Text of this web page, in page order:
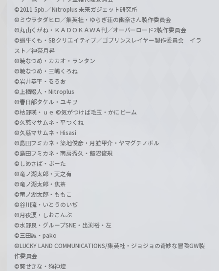
©2011 5pb.／Nitroplus 未来ガジェット研究所
©ミウラタダヒロ／集英社・ゆらぎ荘の幽奈さん製作委員会
©丸山くがね・ＫＡＤＯＫＡＷＡ刊／オーバーロード2製作委員会
©蝸牛くも・SBクリエイティブ／ゴブリンスレイヤー製作委員会 イラ
スト／神奈月昇
©暁なつめ・カカオ・ランタン
©暁なつめ・三嶋くろね
©岩井恭平・るろお
©上栖綴人・Nitroplus
©春日部タケル・ユキヲ
©枯野瑛・ｕｅ ©気がつけば毛玉・かにビーム
©久慈マサムネ・平つくね
©久慈マサムネ・Hisasi
©島田フミカネ・築地俊彦・月並甲介・ヤマグチノボル
©島田フミカネ・南房秀久・飯沼俊規
©しめさば・ぶーた
©竜ノ湖太郎・天之有
©竜ノ湖太郎・焦茶
©竜ノ湖太郎・ももこ
©谷川流・いとうのいぢ
©月夜涙・しおこんぶ
©水野良・グループSNE・出渕裕・左
©三田誠・pako
©LUCKY LAND COMMUNICATIONS/集英社・ジョジョの奇妙な冒険GW製
作委員会
©葵せきな・狗神煌